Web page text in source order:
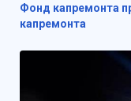
Фонд капремонта
капремонта